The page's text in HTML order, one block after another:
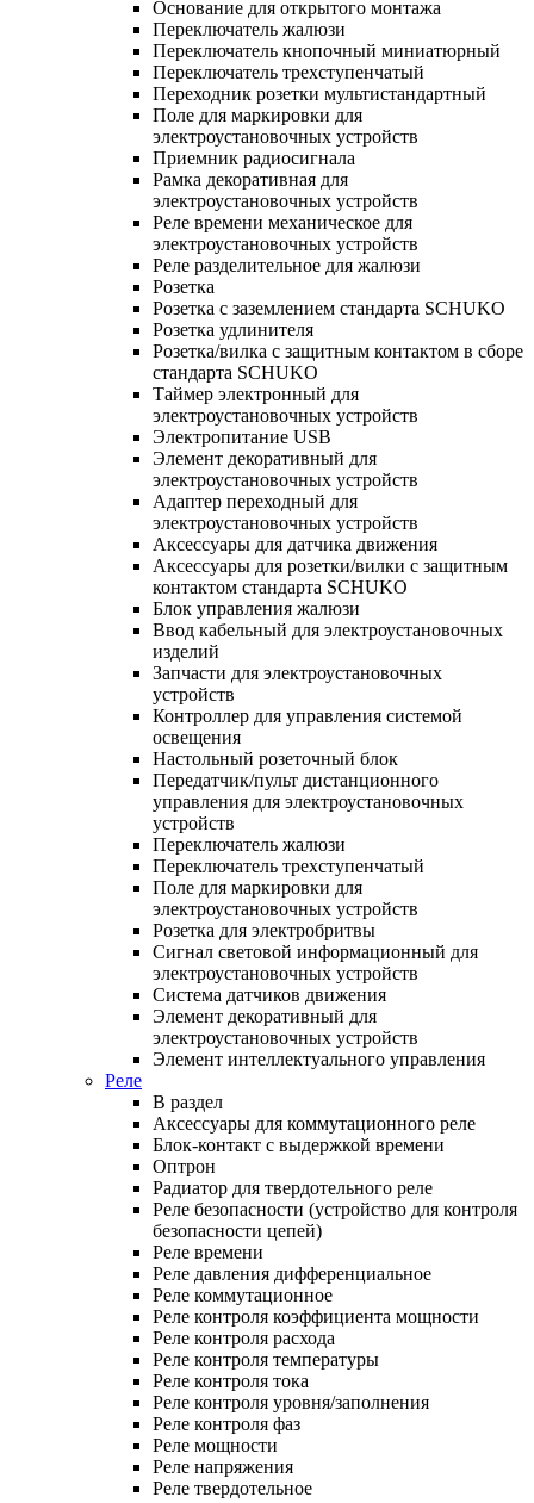
Основание для открытого монтажа
Переключатель жалюзи
Переключатель кнопочный миниатюрный
Переключатель трехступенчатый
Переходник розетки мультистандартный
Поле для маркировки для
электроустановочных устройств
Приемник радиосигнала
Рамка декоративная для
электроустановочных устройств
Реле времени механическое для
электроустановочных устройств
Реле разделительное для жалюзи
Розетка
Розетка с заземлением стандарта SCHUKO
Розетка удлинителя
Розетка/вилка с защитным контактом в сборе
стандарта SCHUKO
Таймер электронный для
электроустановочных устройств
Электропитание USB
Элемент декоративный для
электроустановочных устройств
Адаптер переходный для
электроустановочных устройств
Аксессуары для датчика движения
Аксессуары для розетки/вилки с защитным
контактом стандарта SCHUKO
Блок управления жалюзи
Ввод кабельный для электроустановочных
изделий
Запчасти для электроустановочных
устройств
Контроллер для управления системой
освещения
Настольный розеточный блок
Передатчик/пульт дистанционного
управления для электроустановочных
устройств
Переключатель жалюзи
Переключатель трехступенчатый
Поле для маркировки для
электроустановочных устройств
Розетка для электробритвы
Сигнал световой информационный для
электроустановочных устройств
Система датчиков движения
Элемент декоративный для
электроустановочных устройств
Элемент интеллектуального управления
Реле
В раздел
Аксессуары для коммутационного реле
Блок-контакт с выдержкой времени
Оптрон
Радиатор для твердотельного реле
Реле безопасности (устройство для контроля
безопасности цепей)
Реле времени
Реле давления дифференциальное
Реле коммутационное
Реле контроля коэффициента мощности
Реле контроля расхода
Реле контроля температуры
Реле контроля тока
Реле контроля уровня/заполнения
Реле контроля фаз
Реле мощности
Реле напряжения
Реле твердотельное